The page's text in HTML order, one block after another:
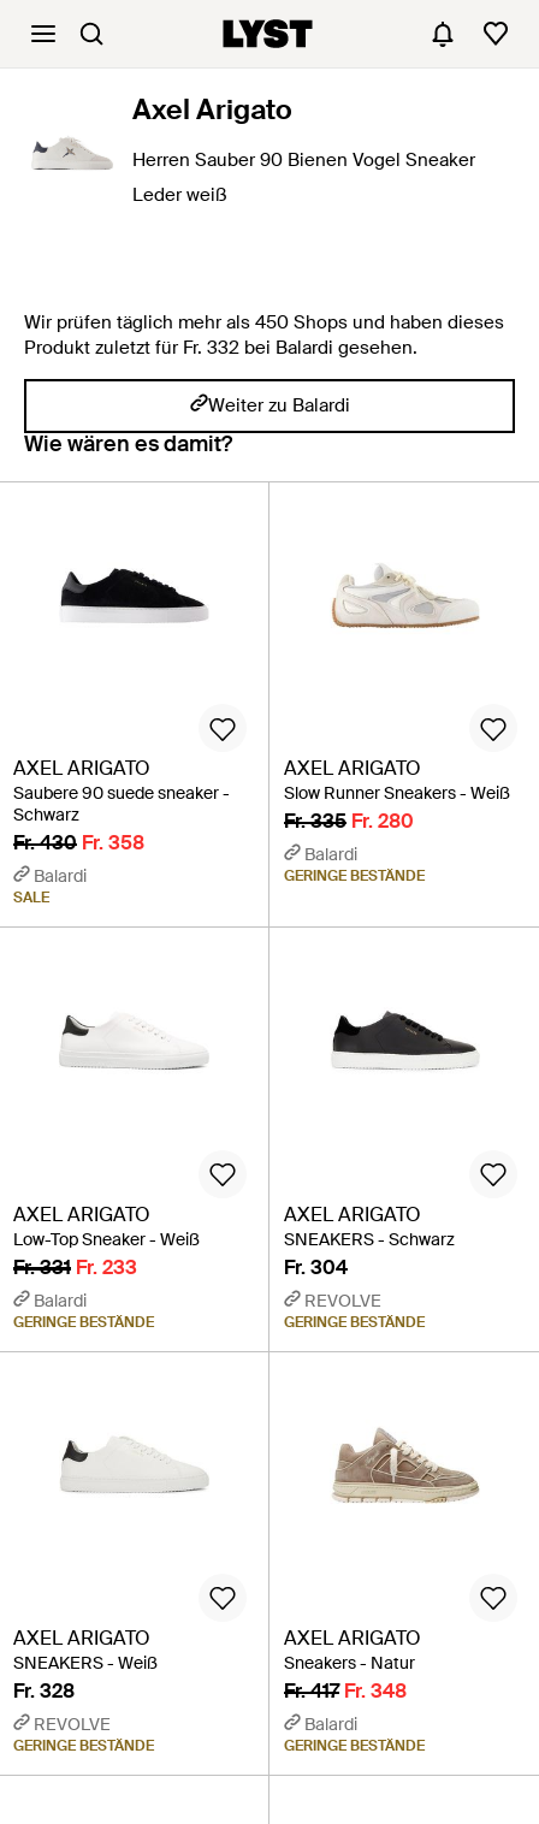
Axel Arigato
Herren Sauber 90 Bienen Vogel Sneaker
Leder weiß
Wir prüfen täglich mehr als 450 Shops und haben dieses
Produkt zuletzt für Fr. 332 bei Balardi gesehen.
Weiter zu Balardi
Wie wären es damit?
AXEL ARIGATO
Saubere 90 suede sneaker -
Schwarz
Fr. 430 Fr. 358
Balardi
SALE
AXEL ARIGATO
Slow Runner Sneakers - Weiß
Fr. 335 Fr. 280
Balardi
GERINGE BESTÄNDE
AXEL ARIGATO
Low-Top Sneaker - Weiß
Fr. 331 Fr. 233
Balardi
GERINGE BESTÄNDE
AXEL ARIGATO
SNEAKERS - Schwarz
Fr. 304
REVOLVE
GERINGE BESTÄNDE
AXEL ARIGATO
SNEAKERS - Weiß
Fr. 328
REVOLVE
GERINGE BESTÄNDE
AXEL ARIGATO
Sneakers - Natur
Fr. 417 Fr. 348
Balardi
GERINGE BESTÄNDE